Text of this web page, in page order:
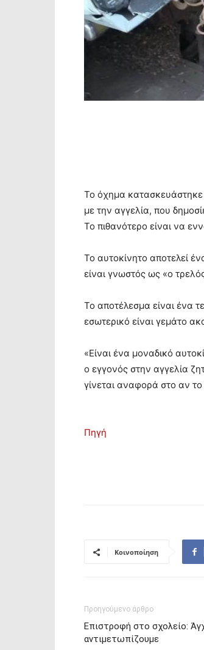
Το όχημα κατασκευάστηκε
με την αγγελία, που
Το πιθανότερο είναι να
Το αυτοκίνητο αποτελεί
είναι γνωστός ως «ο
Το αποτέλεσμα είναι ένα
εσωτερικό είναι γεμάτο
«Είναι ένα μοναδικό
ο εγγονός στην αγγελία
γίνεται αναφορά στο αν
Πηγή
Κοινοποίηση
Προηγούμενο άρθρο
Επιστροφή στο σχολείο:
αντιμετωπίζουμε